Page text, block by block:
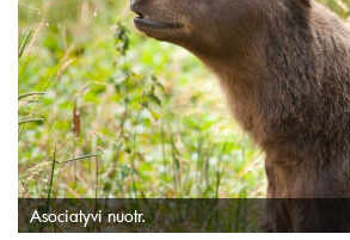
Asociatyvi nuotr.